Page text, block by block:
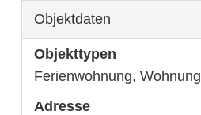
Objektdaten
Objekttypen
Ferienwohnung, Wohnung
Adresse